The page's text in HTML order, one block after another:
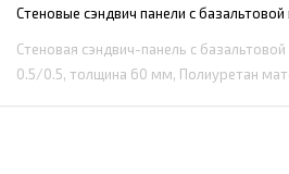
Стеновые сэндвич панели с базальтовой
Стеновая сэндвич-панель с
0.5/0.5, толщина 60 мм, Полиуретан